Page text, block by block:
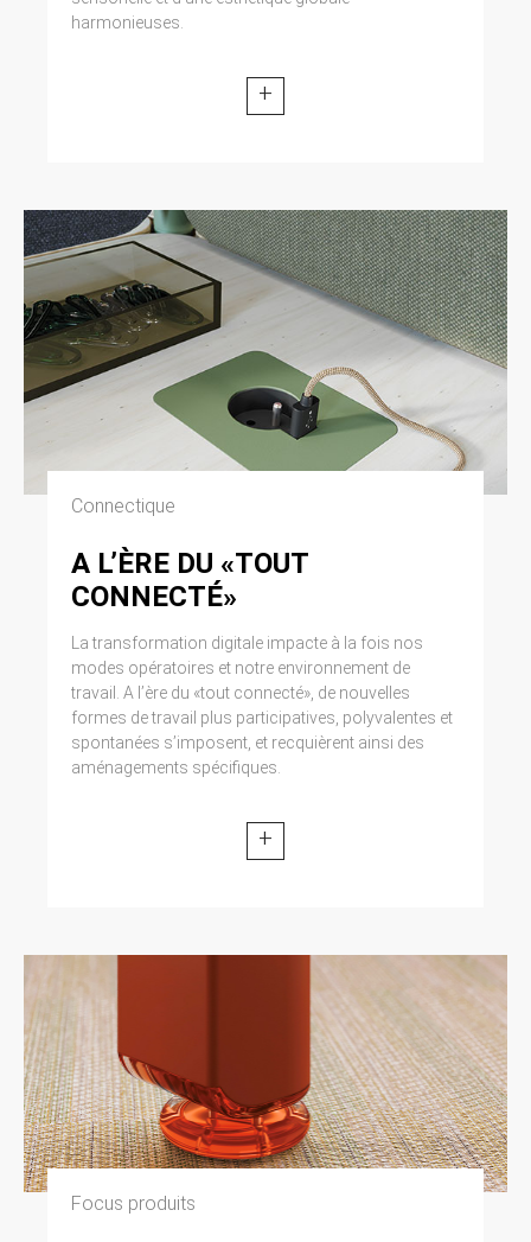
harmonieuses.
+
Connectique
A L’ÈRE DU «TOUT
CONNECTÉ»
La transformation digitale impacte à la fois nos
modes opératoires et notre environnement de
travail. A l’ère du «tout connecté», de nouvelles
formes de travail plus participatives, polyvalentes et
spontanées s’imposent, et recquièrent ainsi des
aménagements spécifiques.
+
Focus produits